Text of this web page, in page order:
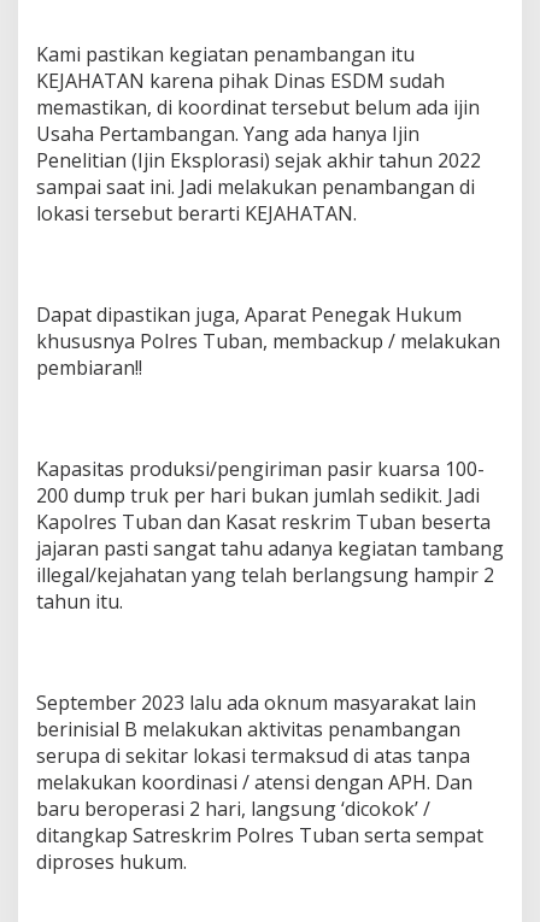
Kami pastikan kegiatan penambangan itu
KEJAHATAN karena pihak Dinas ESDM sudah
memastikan, di koordinat tersebut belum ada ijin
Usaha Pertambangan. Yang ada hanya Ijin
Penelitian (Ijin Eksplorasi) sejak akhir tahun 2022
sampai saat ini. Jadi melakukan penambangan di
lokasi tersebut berarti KEJAHATAN.
Dapat dipastikan juga, Aparat Penegak Hukum
khususnya Polres Tuban, membackup / melakukan
pembiaran!!
Kapasitas produksi/pengiriman pasir kuarsa 100-
200 dump truk per hari bukan jumlah sedikit. Jadi
Kapolres Tuban dan Kasat reskrim Tuban beserta
jajaran pasti sangat tahu adanya kegiatan tambang
illegal/kejahatan yang telah berlangsung hampir 2
tahun itu.
September 2023 lalu ada oknum masyarakat lain
berinisial B melakukan aktivitas penambangan
serupa di sekitar lokasi termaksud di atas tanpa
melakukan koordinasi / atensi dengan APH. Dan
baru beroperasi 2 hari, langsung ‘dicokok’ /
ditangkap Satreskrim Polres Tuban serta sempat
diproses hukum.